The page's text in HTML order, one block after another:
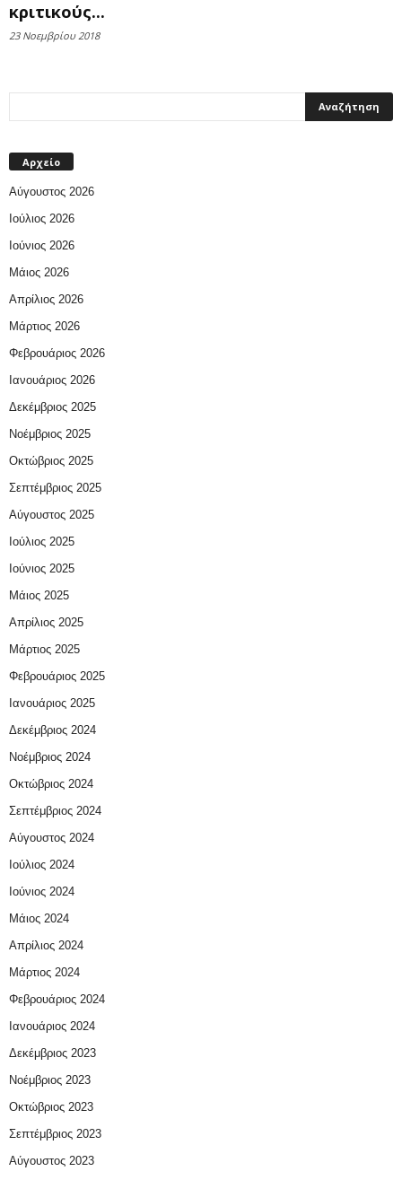
κριτικούς...
23 Νοεμβρίου 2018
Αρχείο
Αύγουστος 2026
Ιούλιος 2026
Ιούνιος 2026
Μάιος 2026
Απρίλιος 2026
Μάρτιος 2026
Φεβρουάριος 2026
Ιανουάριος 2026
Δεκέμβριος 2025
Νοέμβριος 2025
Οκτώβριος 2025
Σεπτέμβριος 2025
Αύγουστος 2025
Ιούλιος 2025
Ιούνιος 2025
Μάιος 2025
Απρίλιος 2025
Μάρτιος 2025
Φεβρουάριος 2025
Ιανουάριος 2025
Δεκέμβριος 2024
Νοέμβριος 2024
Οκτώβριος 2024
Σεπτέμβριος 2024
Αύγουστος 2024
Ιούλιος 2024
Ιούνιος 2024
Μάιος 2024
Απρίλιος 2024
Μάρτιος 2024
Φεβρουάριος 2024
Ιανουάριος 2024
Δεκέμβριος 2023
Νοέμβριος 2023
Οκτώβριος 2023
Σεπτέμβριος 2023
Αύγουστος 2023